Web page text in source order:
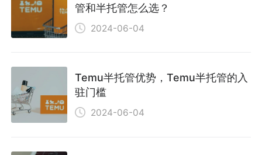
管和半托管怎么选？
2024-06-04
Temu半托管优势，Temu半托管的入
驻门槛
2024-06-04